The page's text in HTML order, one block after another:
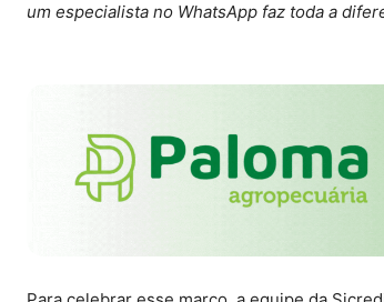
um especialista no WhatsApp faz toda a